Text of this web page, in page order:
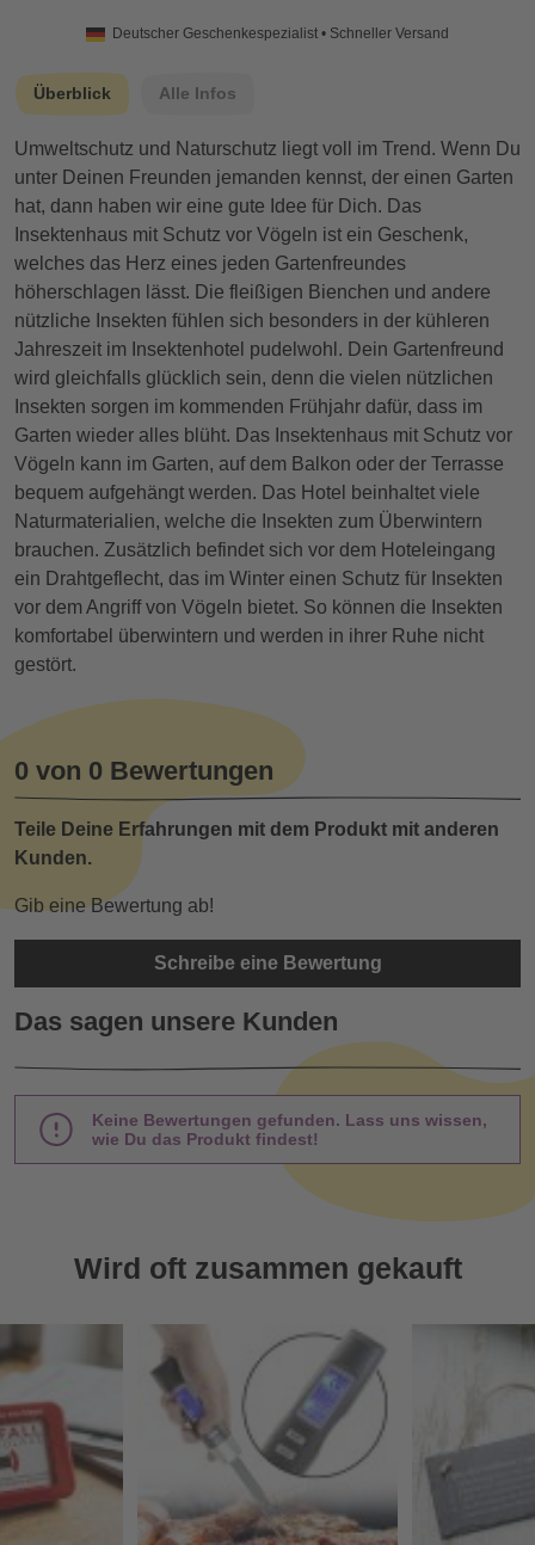
Deutscher Geschenkespezialist • Schneller Versand
Überblick Alle Infos
Umweltschutz und Naturschutz liegt voll im Trend. Wenn Du
unter Deinen Freunden jemanden kennst, der einen Garten
hat, dann haben wir eine gute Idee für Dich. Das
Insektenhaus mit Schutz vor Vögeln ist ein Geschenk,
welches das Herz eines jeden Gartenfreundes
höherschlagen lässt. Die fleißigen Bienchen und andere
nützliche Insekten fühlen sich besonders in der kühleren
Jahreszeit im Insektenhotel pudelwohl. Dein Gartenfreund
wird gleichfalls glücklich sein, denn die vielen nützlichen
Insekten sorgen im kommenden Frühjahr dafür, dass im
Garten wieder alles blüht. Das Insektenhaus mit Schutz vor
Vögeln kann im Garten, auf dem Balkon oder der Terrasse
bequem aufgehängt werden. Das Hotel beinhaltet viele
Naturmaterialien, welche die Insekten zum Überwintern
brauchen. Zusätzlich befindet sich vor dem Hoteleingang
ein Drahtgeflecht, das im Winter einen Schutz für Insekten
vor dem Angriff von Vögeln bietet. So können die Insekten
komfortabel überwintern und werden in ihrer Ruhe nicht
gestört.
0 von 0 Bewertungen
Teile Deine Erfahrungen mit dem Produkt mit anderen
Kunden.
Gib eine Bewertung ab!
Schreibe eine Bewertung
Das sagen unsere Kunden
Keine Bewertungen gefunden. Lass uns wissen,
wie Du das Produkt findest!
Wird oft zusammen gekauft